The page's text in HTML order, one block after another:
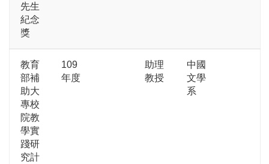
先生
紀念
獎
教育
部補
助大
專校
院教
學實
踐研
究計
109
年度
助理
教授
中國
文學
系